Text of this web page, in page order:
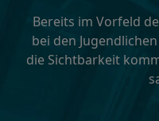
Bereits im Vorfeld
bei den
die Sichtbarkeit